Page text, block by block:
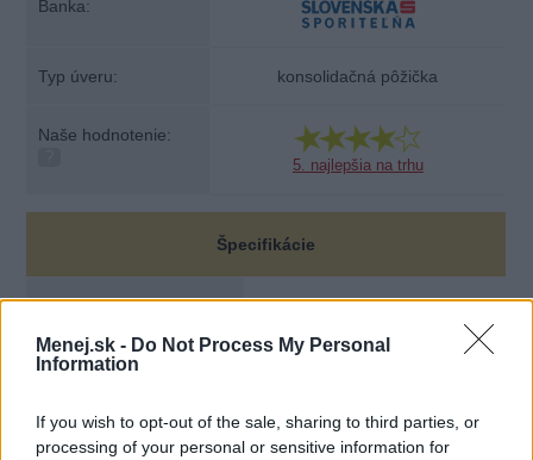
Menej.sk - Do Not Process My Personal
Information
If you wish to opt-out of the sale, sharing to third parties, or
processing of your personal or sensitive information for
Banka:
Typ úveru: konsolidačná pôžička
Naše hodnotenie:
5. najlepšia na trhu
Špecifikácie
Vstupný poplatok: bez poplatku
Základný úrok:
Suma: 300 - 35 000 €